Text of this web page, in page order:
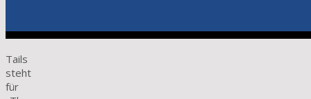
Tails
steht
für